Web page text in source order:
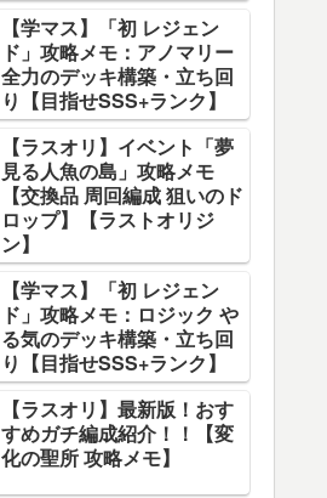
【学マス】「初 レジェン
ド」攻略メモ：アノマリー
全力のデッキ構築・立ち回
り【目指せSSS+ランク】
【ラスオリ】イベント「夢
見る人魚の島」攻略メモ
【交換品 周回編成 狙いのド
ロップ】【ラストオリジ
ン】
【学マス】「初 レジェン
ド」攻略メモ：ロジック や
る気のデッキ構築・立ち回
り【目指せSSS+ランク】
【ラスオリ】最新版！おす
すめガチ編成紹介！！【変
化の聖所 攻略メモ】